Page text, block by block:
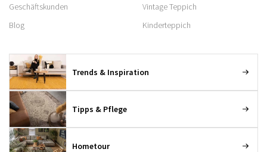
Geschäftskunden
Blog
Vintage Teppich
Kinderteppich
Trends & Inspiration
Tipps & Pflege
Hometour